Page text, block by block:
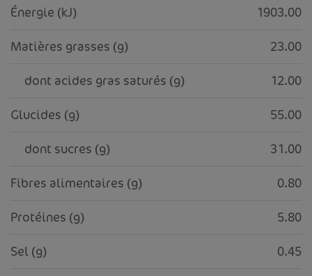
Énergie (kJ) 1903.00
Matières grasses (g) 23.00
     dont acides gras saturés (g)
12.00
Glucides (g) 55.00
     dont sucres (g)
31.00
Fibres alimentaires (g) 0.80
Protéines (g) 5.80
Sel (g) 0.45